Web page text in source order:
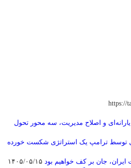
https://
و اصلاح مدیریت، سه محور تحول
توسط ترامپ یک استراتژی شکست خورده
ایران، جان بر کف خواهیم بود